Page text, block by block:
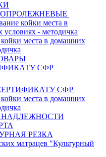
койки места в
условиях - методичка
места в домашних
СФР
СФР
места в домашних
РЕЗКА
матрацев "Культурный